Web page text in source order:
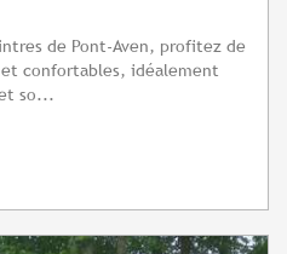
de Pont-Aven, profitez de
confortables, idéalement
so...